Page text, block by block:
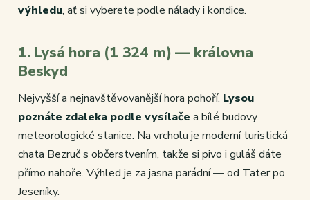
výhledu, ať si vyberete podle nálady i kondice.
1. Lysá hora (1 324 m) — královna
Beskyd
Nejvyšší a nejnavštěvovanější hora pohoří. Lysou
poznáte zdaleka podle vysílače a bílé budovy
meteorologické stanice. Na vrcholu je moderní turistická
chata Bezruč s občerstvením, takže si pivo i guláš dáte
přímo nahoře. Výhled je za jasna parádní — od Tater po
Jeseníky.